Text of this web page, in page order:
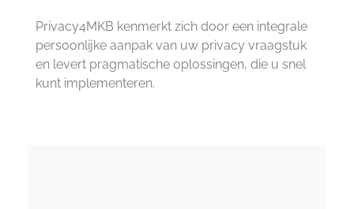
Privacy4MKB kenmerkt zich door een integrale
persoonlijke aanpak van uw privacy vraagstuk
en levert pragmatische oplossingen, die u snel
kunt implementeren.